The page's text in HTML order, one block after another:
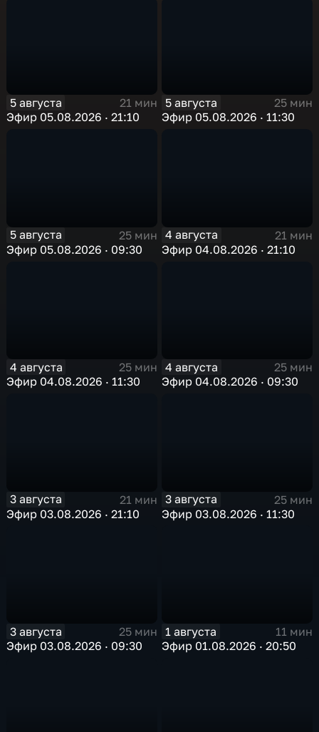
5 августа
21 мин
Эфир 05.08.2026 · 21:10
5 августа
25 мин
Эфир 05.08.2026 · 11:30
5 августа
25 мин
Эфир 05.08.2026 · 09:30
4 августа
21 мин
Эфир 04.08.2026 · 21:10
4 августа
25 мин
Эфир 04.08.2026 · 11:30
4 августа
25 мин
Эфир 04.08.2026 · 09:30
3 августа
21 мин
Эфир 03.08.2026 · 21:10
3 августа
25 мин
Эфир 03.08.2026 · 11:30
3 августа
25 мин
Эфир 03.08.2026 · 09:30
1 августа
11 мин
Эфир 01.08.2026 · 20:50